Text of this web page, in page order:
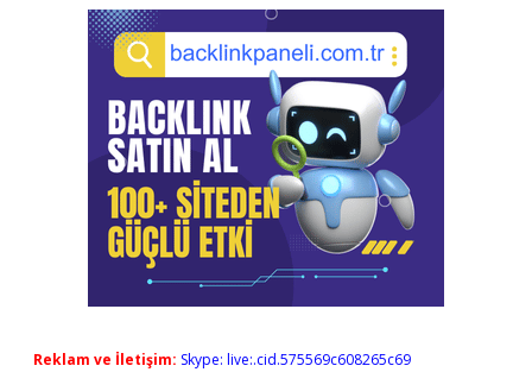
Reklam ve İletişim: Skype: live:.cid.575569c608265c69